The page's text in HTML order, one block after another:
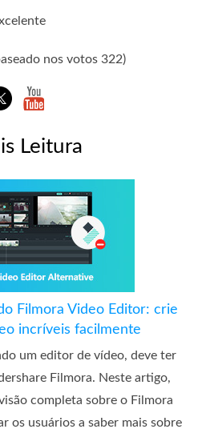
nos votos 322)
Leitura
Filmora Video Editor: crie
incríveis facilmente
um editor de vídeo, deve ter
Filmora. Neste artigo,
completa sobre o Filmora
os usuários a saber mais sobre